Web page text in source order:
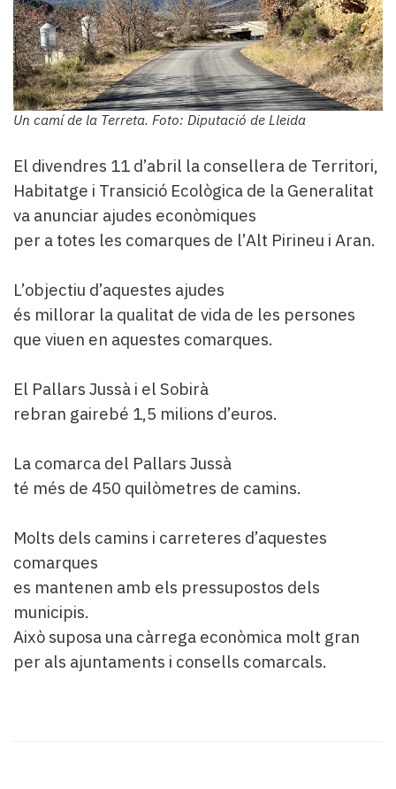
Un camí de la Terreta. Foto: Diputació de Lleida
El divendres 11 d’abril la consellera de Territori,
Habitatge i Transició Ecològica de la Generalitat
va anunciar ajudes econòmiques
per a totes les comarques de l’Alt Pirineu i Aran.
L’objectiu d’aquestes ajudes
és millorar la qualitat de vida de les persones
que viuen en aquestes comarques.
El Pallars Jussà i el Sobirà
rebran gairebé 1,5 milions d’euros.
La comarca del Pallars Jussà
té més de 450 quilòmetres de camins.
Molts dels camins i carreteres d’aquestes
comarques
es mantenen amb els pressupostos dels
municipis.
Això suposa una càrrega econòmica molt gran
per als ajuntaments i consells comarcals.